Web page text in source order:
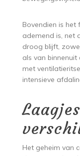
Bovendien is het
ademend is, net
droog blijft,
als van
met
intensieve
Het geheim van